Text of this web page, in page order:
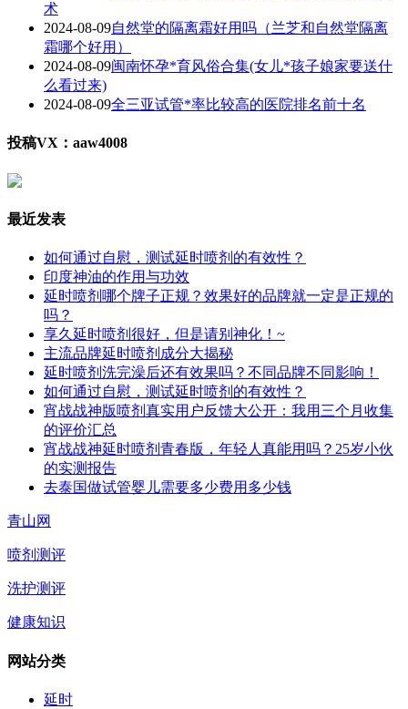
术
2024-08-09自然堂的隔离霜好用吗（兰芝和自然堂隔离
霜哪个好用）
2024-08-09闽南怀孕*育风俗合集(女儿*孩子娘家要送什
么看过来)
2024-08-09全三亚试管*率比较高的医院排名前十名
投稿VX：aaw4008
最近发表
如何通过自慰，测试延时喷剂的有效性？
印度神油的作用与功效
延时喷剂哪个牌子正规？效果好的品牌就一定是正规的
吗？
享久延时喷剂很好，但是请别神化！~
主流品牌延时喷剂成分大揭秘
延时喷剂洗完澡后还有效果吗？不同品牌不同影响！
如何通过自慰，测试延时喷剂的有效性？
宵战战神版喷剂真实用户反馈大公开：我用三个月收集
的评价汇总
宵战战神延时喷剂青春版，年轻人真能用吗？25岁小伙
的实测报告
去泰国做试管婴儿需要多少费用多少钱
青山网
喷剂测评
洗护测评
健康知识
网站分类
延时